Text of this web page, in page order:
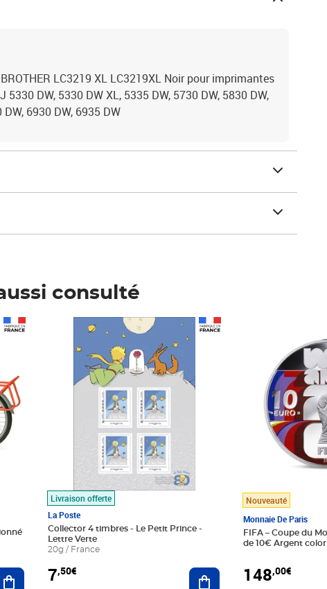
LC3219 XL LC3219XL Noir pour imprimantes
5330 DW, 5330 DW XL, 5335 DW, 5730 DW, 5830 DW,
6930 DW, 6935 DW
consulté
Ajouter au panier
Livraison offerte
La Poste
Collector 4 timbres - Le Petit Prince -
Lettre Verte
20g / France
7,50€
Prix 7,50€
Ajouter au panier
Nouveauté
Monnaie De Paris
FIFA – Coupe du
de 10€ Argent
148,00€